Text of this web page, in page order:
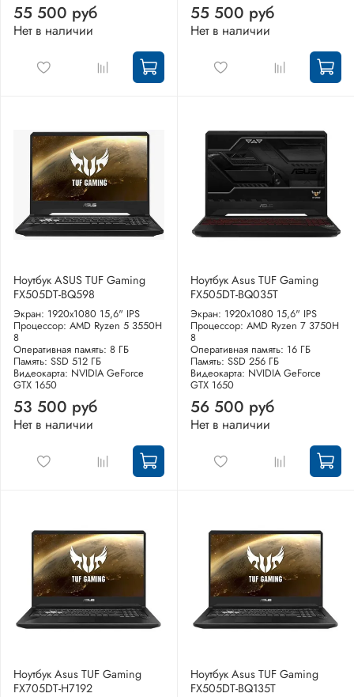
55 500 руб
Нет в наличии
55 500 руб
Нет в наличии
Ноутбук ASUS TUF Gaming
FX505DT-BQ598
Экран: 1920x1080 15,6" IPS
Процессор: AMD Ryzen 5 3550H
8
Оперативная память: 8 ГБ
Память: SSD 512 ГБ
Видеокарта: NVIDIA GeForce
GTX 1650
53 500 руб
Нет в наличии
Ноутбук Asus TUF Gaming
FX505DT-BQ035T
Экран: 1920x1080 15,6" IPS
Процессор: AMD Ryzen 7 3750H
8
Оперативная память: 16 ГБ
Память: SSD 256 ГБ
Видеокарта: NVIDIA GeForce
GTX 1650
56 500 руб
Нет в наличии
Ноутбук Asus TUF Gaming
FX705DT-H7192
Ноутбук Asus TUF Gaming
FX505DT-BQ135T